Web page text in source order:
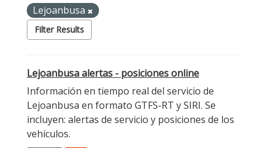
Lejoanbusa
Filter Results
Lejoanbusa alertas - posiciones online
Información en tiempo real del servicio de
Lejoanbusa en formato GTFS-RT y SIRI. Se
incluyen: alertas de servicio y posiciones de los
vehículos.